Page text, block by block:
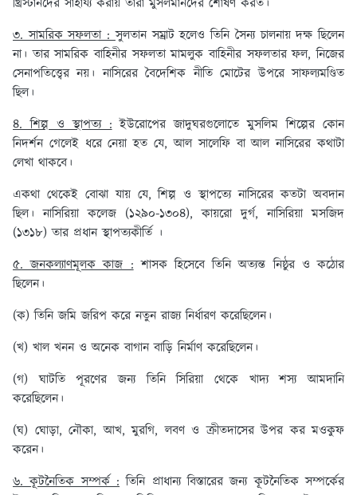
খ্রিস্টানদের সাহায্য করায় তারা মুসলমানদের শোষণ করত।
৩. সামরিক সফলতা :সুলতান সম্রাট হলেও তিনি সৈন্য চালনায় দক্ষ ছিলেন
না। তার সামরিক বাহিনীর সফলতা মামলুক বাহিনীর সফলতার ফল, নিজের
সেনাপতিত্ত্বের নয়। নাসিরের বৈদেশিক নীতি মোটের উপরে সাফল্যমণ্ডিত
ছিল।
৪. শিল্প ও স্থাপত্য :ইউরোপের জাদুঘরগুলোতে মুসলিম শিল্পের কোন
নিদর্শন গেলেই ধরে নেয়া হত যে, আল সালেফি বা আল নাসিরের কথাটা
লেখা থাকবে।
একথা থেকেই বোঝা যায় যে, শিল্প ও স্থাপত্যে নাসিরের কতটা অবদান
ছিল। নাসিরিয়া কলেজ (১২৯০-১৩০৪), কায়রো দুর্গ, নাসিরিয়া মসজিদ
(১৩১৮) তার প্রধান স্থাপত্যকীর্তি ।
৫. জনকল্যাণমূলক কাজ :শাসক হিসেবে তিনি অত্যন্ত নিষ্ঠুর ও কঠোর
ছিলেন।
(ক) তিনি জমি জরিপ করে নতুন রাজ্য নির্ধারণ করেছিলেন।
(খ) খাল খনন ও অনেক বাগান বাড়ি নির্মাণ করেছিলেন।
(গ) ঘাটতি পূরণের জন্য তিনি সিরিয়া থেকে খাদ্য শস্য আমদানি
করেছিলেন।
(ঘ) ঘোড়া, নৌকা, আখ, মুরগি, লবণ ও ক্রীতদাসের উপর কর মওকুফ
করেন।
৬. কূটনৈতিক সম্পর্ক : তিনি প্রাধান্য বিস্তারের জন্য কূটনৈতিক সম্পর্কের